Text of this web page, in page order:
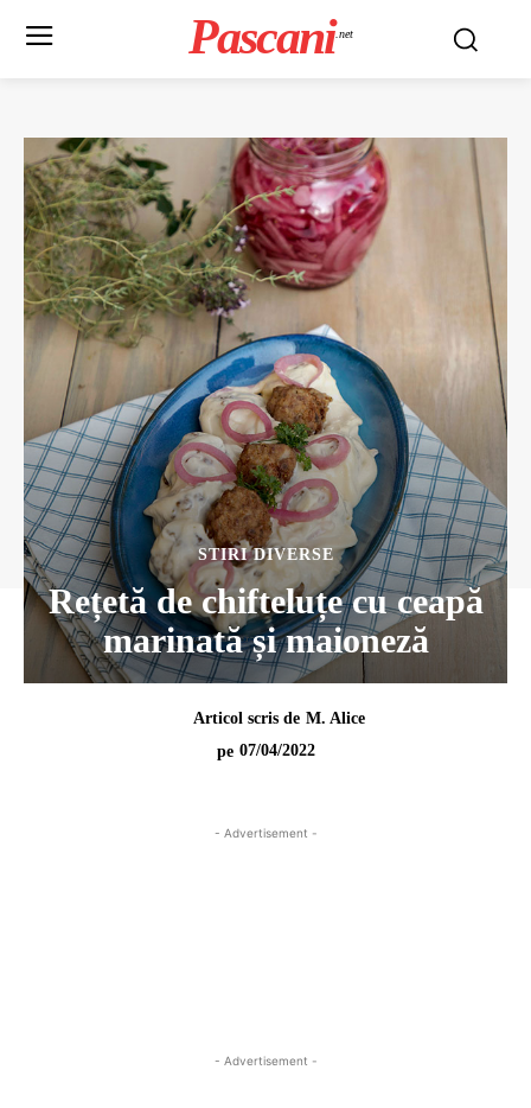
Pascani .net
STIRI DIVERSE
Rețetă de chifteluțe cu ceapă
marinată și maioneză
Articol scris de M. Alice
pe 07/04/2022
- Advertisement -
- Advertisement -